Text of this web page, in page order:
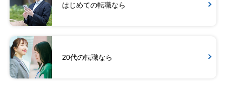
はじめての転職なら
20代の転職なら